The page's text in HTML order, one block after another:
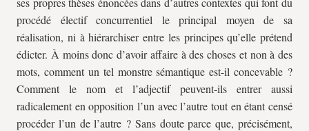
procédé électif concurrentiel le principal moyen de sa
réalisation, ni à hiérarchiser entre les principes qu’elle prétend
édicter. À moins donc d’avoir affaire à des choses et non à des
mots, comment un tel monstre sémantique est-il concevable ?
Comment le nom et l’adjectif peuvent-ils entrer aussi
radicalement en opposition l’un avec l’autre tout en étant censé
procéder l’un de l’autre ? Sans doute parce que, précisément,